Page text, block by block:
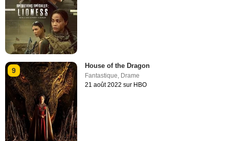
9
House of the Dragon
Fantastique, Drame
21 août 2022 sur HBO